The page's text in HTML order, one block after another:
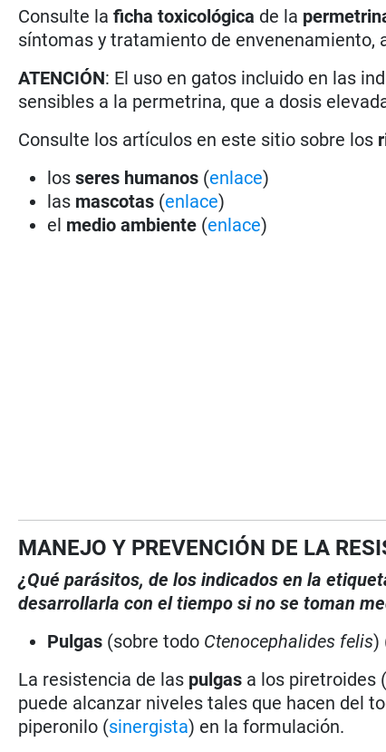
Consulte laficha toxicológica de la
síntomas y tratamiento de envenenamiento,
ATENCIÓN: El uso en gatos incluido en las
sensibles a la permetrina, que a dosis
Consulte los artículos en este sitio sobre los
losseres humanos (enlace)
las mascotas (enlace)
el medio ambiente (enlace)
MANEJO Y PREVENCIÓN DE LA
¿Qué parásitos, de los indicados en la
desarrollarla con el tiempo si no se toman
Pulgas (sobre todo Ctenocephalides felis)
La resistencia de las pulgas a los piretroides
puede alcanzar niveles tales que hacen del
piperonilo (sinergista) en la formulación.